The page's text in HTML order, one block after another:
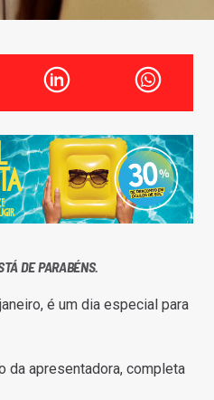
DE PARABÉNS.
é um dia especial para
da apresentadora, completa